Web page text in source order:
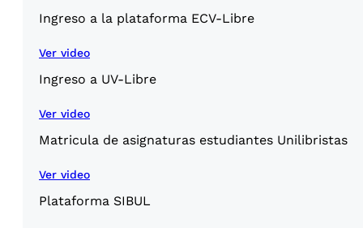
Ingreso a la plataforma ECV-Libre
Ver video
Ingreso a UV-Libre
Ver video
Matricula de asignaturas estudiantes Unilibristas
Ver video
Plataforma SIBUL